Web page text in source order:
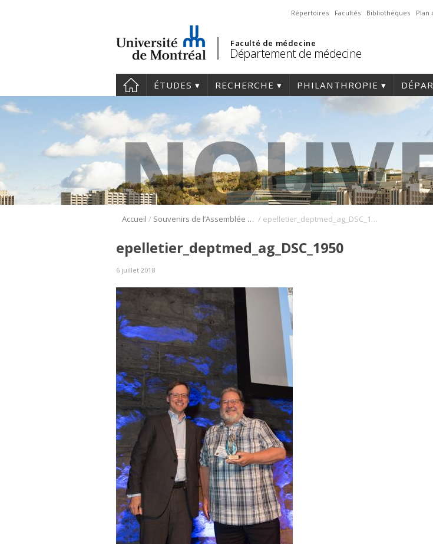
Répertoires Facultés Bibliothèques Plan
Faculté de médecine
Département de médecine
ÉTUDES RECHERCHE PHILANTHROPIE
Accueil / Souvenirs de l’Assemblée extraordinaire – Juin 2018 / epelletier_deptmed_ag_DSC_1950
epelletier_deptmed_ag_DSC_1950
6 juillet 2018